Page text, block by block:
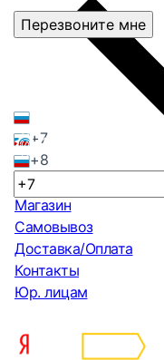
+7
+8
Перезвоните мне
Магазин
Самовывоз
Доставка/Оплата
Контакты
Юр. лицам